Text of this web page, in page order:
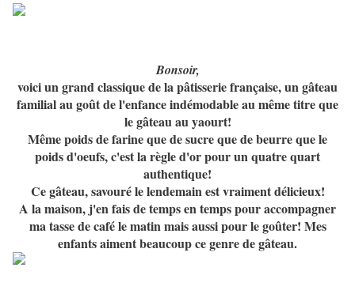
Bonsoir,
voici un grand classique de la pâtisserie française, un gâteau
familial au goût de l'enfance indémodable au même titre que
le gâteau au yaourt!
Même poids de farine que de sucre que de beurre que le
poids d'oeufs, c'est la règle d'or pour un quatre quart
authentique!
Ce gâteau, savouré le lendemain est vraiment délicieux!
A la maison, j'en fais de temps en temps pour accompagner
ma tasse de café le matin mais aussi pour le goûter! Mes
enfants aiment beaucoup ce genre de gâteau.